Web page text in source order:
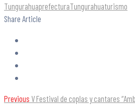
TungurahuaprefecturaTungurahuaturismo
Share Article
Previous V Festival de coplas y cantares